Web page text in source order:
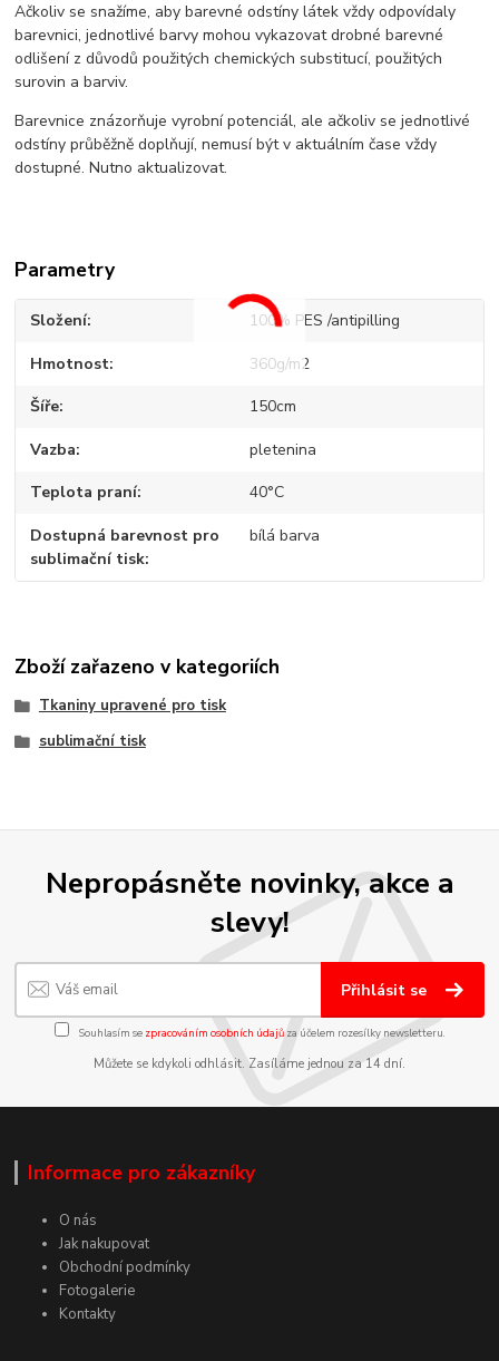
Ačkoliv se snažíme, aby barevné odstíny látek vždy odpovídaly
barevnici, jednotlivé barvy mohou vykazovat drobné barevné
odlišení z důvodů použitých chemických substitucí, použitých
surovin a barviv.
Barevnice znázorňuje vyrobní potenciál, ale ačkoliv se jednotlivé
odstíny průběžně doplňují, nemusí být v aktuálním čase vždy
dostupné. Nutno aktualizovat.
Parametry
Složení 100% PES /antipilling
Hmotnost 360g/m2
Šíře 150cm
Vazba pletenina
Teplota praní 40°C
Dostupná barevnost pro
sublimační tisk
bílá barva
Zboží zařazeno v kategoriích
Tkaniny upravené pro tisk
sublimační tisk
Nepropásněte novinky, akce a
slevy!
Přihlásit se
Souhlasím se zpracováním osobních údajůza účelem rozesílky newsletteru.
Můžete se kdykoli odhlásit. Zasíláme jednou za 14 dní.
Informace pro zákazníky
O nás
Jak nakupovat
Obchodní podmínky
Fotogalerie
Kontakty